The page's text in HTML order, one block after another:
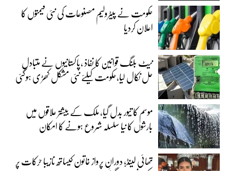
حکومت نے پیٹرولیم مصنوعات کی نئی قیمتوں کا
اعلان کردیا
نیٹ بلنگ قوانین کا نفاذ ،پاکستانیوں نے متبادل
حل نکال لیا،حکومت کیلئے نئی مشکل کھڑی ہوگئی
موسم کا تیور بدل گیا، ملک کے بیشتر علاقوں میں
بارشوں کا نیا سلسلہ شروع ہونے کا امکان
تھائی لینڈ؛ دورانِ پرواز خاتون کیساتھ نازیبا حرکات پر